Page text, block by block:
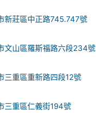
新莊區中正路745.747號
文山區羅斯福路六段234號
三重區重新路四段12號
三重區仁義街194號